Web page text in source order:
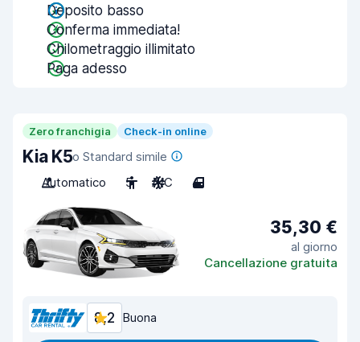
Deposito basso
Conferma immediata!
Chilometraggio illimitato
Paga adesso
Zero franchigia Check-in online
Kia K5o Standard simile
Automatico
5 A/C 4
35,30 €
al giorno
Cancellazione gratuita
8,2 Buona